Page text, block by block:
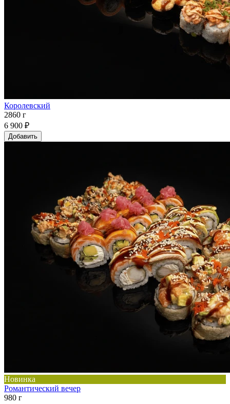
Королевский
2860 г
6 900 ₽
Добавить
Новинка
Романтический вечер
980 г